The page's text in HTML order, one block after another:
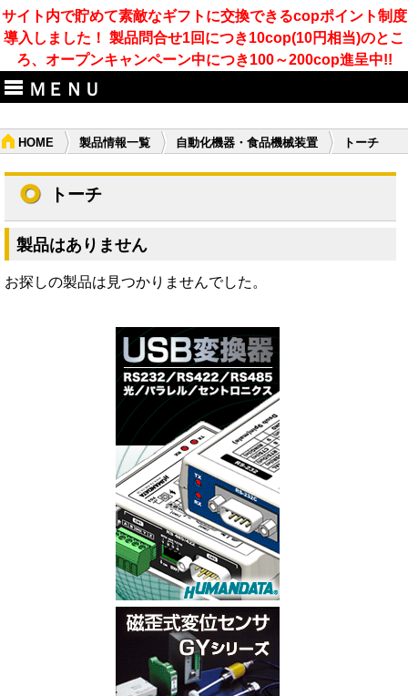
サイト内で貯めて素敵なギフトに交換できるcopポイント制度
導入しました！ 製品問合せ1回につき10cop(10円相当)のとこ
ろ、オープンキャンペーン中につき100～200cop進呈中!!
ＭＥＮＵ
HOME 製品情報一覧 自動化機器・食品機械装置 トーチ
トーチ
製品はありません
お探しの製品は見つかりませんでした。